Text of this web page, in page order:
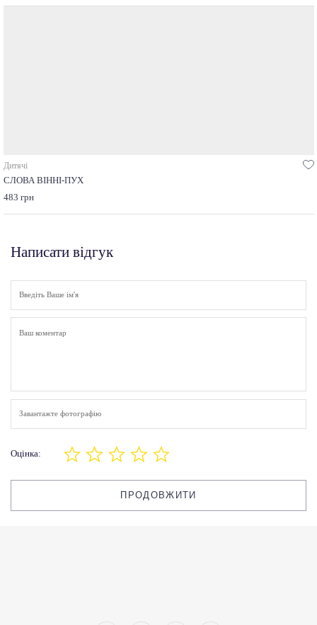
Дитячі
СЛОВА ВІННІ-ПУХ
483 грн
Написати відгук
Завантажте фотографію
Оцінка:
ПРОДОВЖИТИ